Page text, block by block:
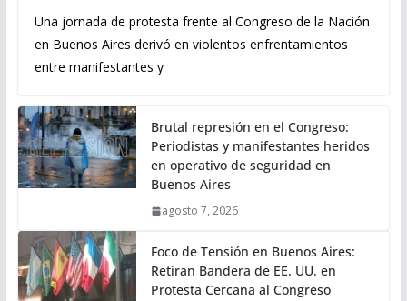
Una jornada de protesta frente al Congreso de la Nación
en Buenos Aires derivó en violentos enfrentamientos
entre manifestantes y
Brutal represión en el Congreso:
Periodistas y manifestantes heridos
en operativo de seguridad en
Buenos Aires
agosto 7, 2026
Foco de Tensión en Buenos Aires:
Retiran Bandera de EE. UU. en
Protesta Cercana al Congreso